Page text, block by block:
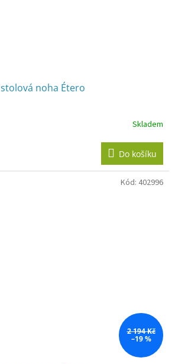
stolová noha Étero
Skladem
Do košíku
2 194 Kč
–19 %
Kód: 402996